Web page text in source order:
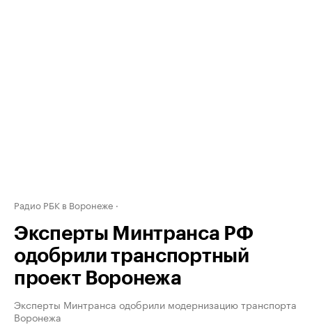
Радио РБК в Воронеже
Эксперты Минтранса РФ
одобрили транспортный
проект Воронежа
Эксперты Минтранса одобрили модернизацию транспорта
Воронежа